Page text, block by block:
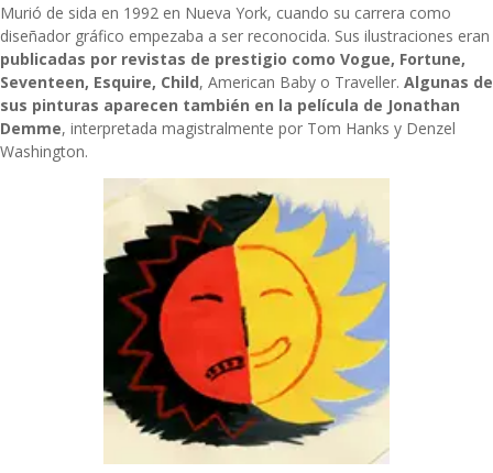
Murió de sida en 1992 en Nueva York, cuando su carrera como
diseñador gráfico empezaba a ser reconocida. Sus ilustraciones eran
publicadas por revistas de prestigio como Vogue, Fortune,
Seventeen, Esquire, Child, American Baby o Traveller. Algunas de
sus pinturas aparecen también en la película de Jonathan
Demme, interpretada magistralmente por Tom Hanks y Denzel
Washington.